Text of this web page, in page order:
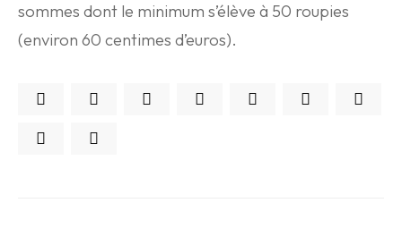
sommes dont le minimum s’élève à 50 roupies
(environ 60 centimes d’euros).